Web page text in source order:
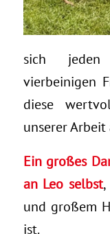
sich
vierbeinigen
diese
unserer
Ein großes
an Leo selbst,
und großem
ist.